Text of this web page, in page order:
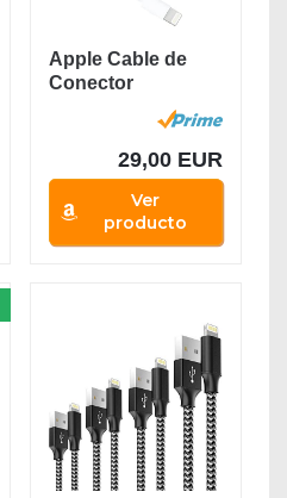
Apple Cable de
Conector
Lightning a USB
29,00 EUR
Ver
producto